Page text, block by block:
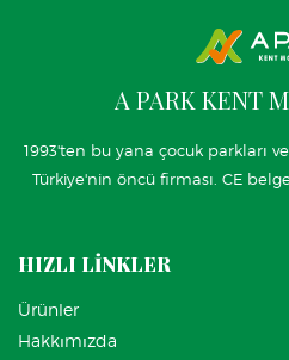
A PARK KENT
1993'ten bu yana çocuk parkları
Türkiye'nin öncü firması. CE
HIZLI LİNKLER
Ürünler
Hakkımızda